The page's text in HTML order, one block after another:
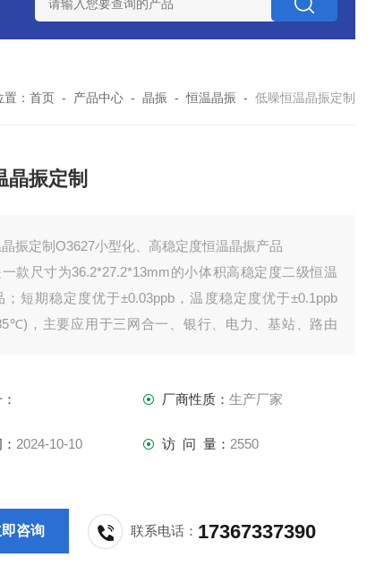
北斗终端压控晶振 赛思高频石英无源晶体谐振器
： 首页 - 产品中心 - 晶振 -恒温晶振 - 低噪恒温晶振定制
晶振定制
振定制O3627小型化、高稳定度恒温晶振产品
款尺寸为36.2*27.2*13mm的小体积高稳定度二级恒温
；短期稳定度优于±0.03ppb，温度稳定度优于±0.1ppb
，主要应用于三网合一、银行、电力、基站、路由
厂商性质： 生产厂家
2024-10-10 访 问 量： 2550
咨询 联系电话： 17367337390